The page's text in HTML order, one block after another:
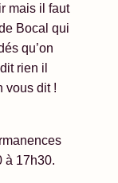
mais il faut
Bocal qui
qu’on
rien il
vous dit !
à 17h30.